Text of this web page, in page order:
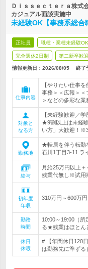
Ｄｉｓｓｅｃｔｅｒａ株式
カジュアル面談実施中
未経験OK【事務系総
正社員 職種・業種未経験OK
完全週休2日制 第二新卒歓迎
情報更新日：2026/08/05 終了
仕事内容
【やりたい仕事
事務＞＜広報＞＜
＞などの多彩な業
対象と
なる方
【未経験歓迎／
★9割以上は未経
い方」大歓迎！
勤務地
★転居を伴う転勤
石川1丁目3-11 ラ
給与
月給25万円以上
残業代無し※試用
初年度
年収
310万円～600万円
勤務
時間
10:00～19:00（
る★残業はほとん
休日
休暇
# 【年間休日120
は勤務先に準ずる